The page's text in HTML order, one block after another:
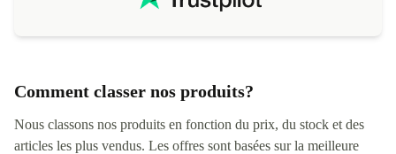
Comment classer nos produits?
Nous classons nos produits en fonction du prix, du stock et des
articles les plus vendus. Les offres sont basées sur la meilleure